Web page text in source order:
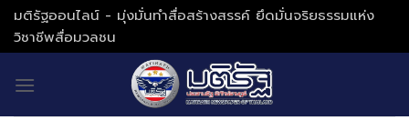
Skip
to
content
มติรัฐออนไลน์ - มุ่งมั่นทำสื่อสร้างสรรค์ ยึดมั่นจริยธรรมแห่ง
วิชาชีพสื่อมวลชน